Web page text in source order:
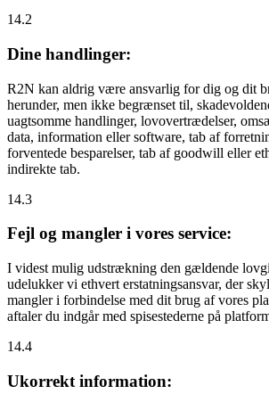
14.2
Dine handlinger:
R2N kan aldrig være ansvarlig for dig og dit
herunder, men ikke begrænset til,
uagtsomme handlinger, lovovertrædelser,
data, information eller software, tab af
forventede besparelser, tab af goodwill eller
indirekte tab.
14.3
Fejl og mangler i vores service:
I videst mulig udstrækning den gældende
udelukker vi ethvert erstatningsansvar, der
mangler i forbindelse med dit brug af vores
aftaler du indgår med spisestederne på
14.4
Ukorrekt information: